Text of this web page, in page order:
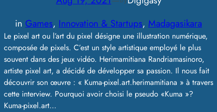
in Games, Innovation & Startups, Madagasikara
Le pixel art ou l’art du pixel désigne une illustration numérique,
composée de pixels. C’est un style artistique employé le plus
souvent dans des jeux vidéo. Herimamitiana Randriamasinoro,
artiste pixel art, a décidé de développer sa passion. Il nous fait
découvrir son œuvre : « Kuma-pixel.art.herimamitiana » à travers
cette interview. Pourquoi avoir choisi le pseudo «Kuma »?
Kuma-pixel.art…